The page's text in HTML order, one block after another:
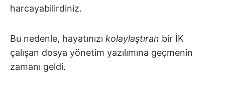
harcayabilirdiniz.
Bu nedenle, hayatınızı kolaylaştıran bir İK
çalışan dosya yönetim yazılımına geçmenin
zamanı geldi.